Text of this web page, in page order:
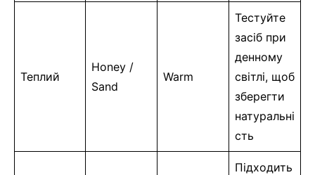
Теплий
Honey /
Sand
Warm
Тестуйте
засіб при
денному
світлі, щоб
зберегти
натуральні
сть
Підходить